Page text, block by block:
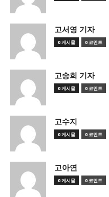
고서영 기자
0 게시물 0 코멘트
고송희 기자
0 게시물 0 코멘트
고수지
0 게시물 0 코멘트
고아연
0 게시물 0 코멘트